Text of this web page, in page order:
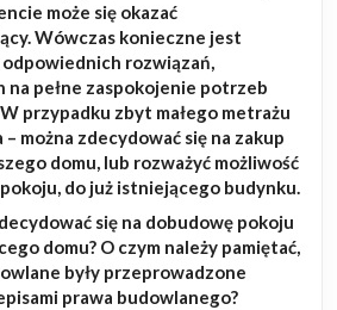
może się okazać
Wówczas konieczne jest
rozwiązań,
na pełne zaspokojenie potrzeb
przypadku zbyt małego metrażu
– można zdecydować się na zakup
domu, lub rozważyć możliwość
do już istniejącego budynku.
się na dobudowę pokoju
domu? O czym należy pamiętać,
były przeprowadzone
prawa budowlanego?